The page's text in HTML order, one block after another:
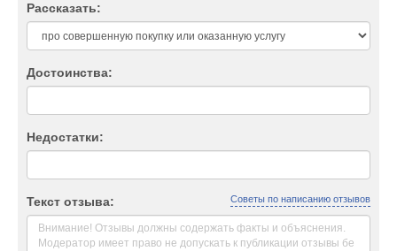
Рассказать:
Достоинства:
Недостатки:
Текст отзыва: Советы по написанию отзывов